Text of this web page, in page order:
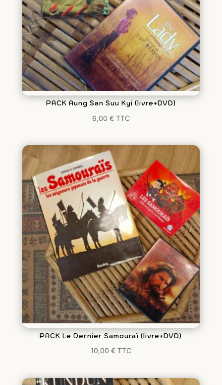
PACK Aung San Suu Kyi (livre+DVD)
6,00 € TTC
PACK Le Dernier Samouraï (livre+DVD)
10,00 € TTC